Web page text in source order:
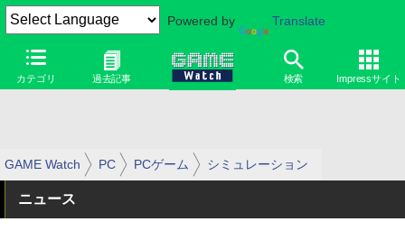
Powered by Translate
カテゴリ 過去記事 検索 Impressサイト
GAME Watch PC PCゲーム シミュレーション
ニュース